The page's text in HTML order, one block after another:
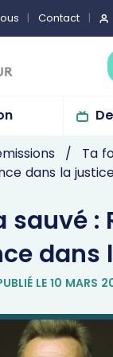
Contact
Ta
dans la
sauvé :
dans
LE 10 MARS